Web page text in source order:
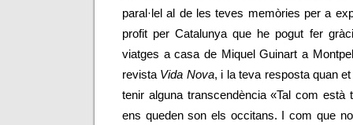
paral·lel al de les teves memòries per a
profit per Catalunya que he pogut fer
viatges a casa de Miquel Guinart a
revista Vida Nova, i la teva resposta quan
tenir alguna transcendència «Tal com
ens queden son els occitans. I com que